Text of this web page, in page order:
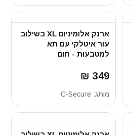
ארנק אלומיניום XL בשילוב
עור איטלקי עם תא
למטבעות - חום
349 ₪
מותג: C-Secure